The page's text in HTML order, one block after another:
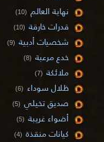
نهاية العالم (10)
قدرات خارقة (10)
شخصيات أدبية (9)
خدع مرعبة (8)
ملائكة (7)
ظلال سوداء (6)
صديق تخيلي (5)
أضواء غريبة (5)
كيانات منقذة (4)